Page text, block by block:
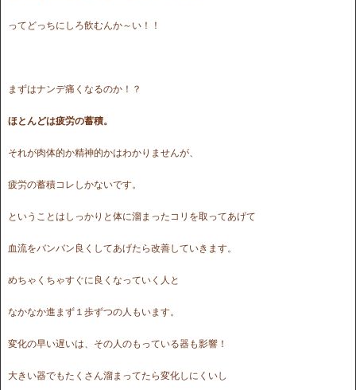
ってどっちにしろ飲むんか～い！！
まずはナンデ痛くなるのか！？
ほとんどは疲労の蓄積。
それが肉体的か精神的かはわかりませんが、
疲労の蓄積コレしかないです。
ということはしっかりと体に溜まったコリを取ってあげて
血流をバンバン良くしてあげたら改善していきます。
めちゃくちゃすぐに良くなっていく人と
なかなか進まず１歩ずつの人もいます。
変化の早い遅いは、その人のもっている器も影響！
大きい器でもたくさん溜まってたら変化しにくいし